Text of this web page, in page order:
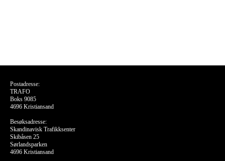
Postadresse:
TRAFO
Boks 9085
4696 Kristiansand
Besøksadresse:
Skandinavisk Trafikksenter
Skibåsen 25
Sørlandsparken
4696 Kristiansand